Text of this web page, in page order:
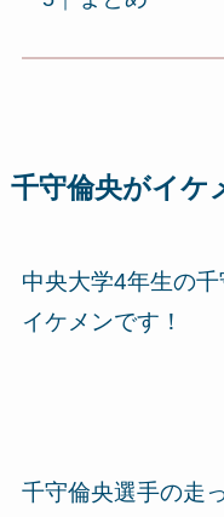
千守倫央がイケ
中央大学4年生の千
イケメンです！
千守倫央選手の走